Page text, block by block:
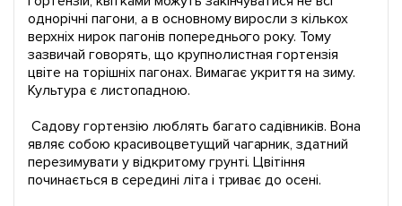
однорічні пагони, а в основному виросли з кількох
верхніх нирок пагонів попереднього року. Тому
зазвичай говорять, що крупнолистная гортензія
цвіте на торішніх пагонах. Вимагає укриття на зиму.
Культура є листопадною.
Садову гортензію люблять багато садівників. Вона
являє собою красивоцветущий чагарник, здатний
перезимувати у відкритому грунті. Цвітіння
починається в середині літа і триває до осені.